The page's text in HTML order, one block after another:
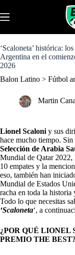
k
i
o
c
o
t
‘Scaloneta’ histórica:
Argentina en el
2026
Balon Latino > Fútbol
Martin
Lionel Scaloni y sus
hace mucho tiempo.
Selección de Arabia
Mundial de Qatar 2022,
10 empates y la
eso, también han
Mundial de Estados
racha en toda la historia
Todo lo que necesitas
‘Scaloneta‘, a
¿POR QUÉ LIONEL
PREMIO THE BEST?